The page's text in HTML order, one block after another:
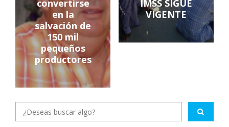
convertirse
en la
salvación de
150 mil
pequeños
productores
IMSS SIGUE
VIGENTE